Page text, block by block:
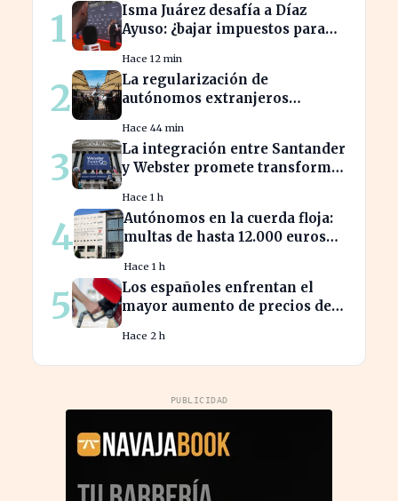
1
Isma Juárez desafía a Díaz
Ayuso: ¿bajar impuestos para
Hace 12 min
2
La regularización de
autónomos extranjeros
empleo turístico
Hace 44 min
3
La integración entre Santander
y Webster promete transformar
Hace 1 h
4
Autónomos en la cuerda floja:
multas de hasta 12.000 euros
Hace 1 h
5
Los españoles enfrentan el
mayor aumento de precios de
durante el verano
Hace 2 h
PUBLICIDAD